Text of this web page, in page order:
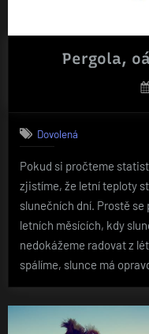
Pergola,
Dovolená
Pokud si pročteme
zjistíme, že letní teploty
slunečních dní. Prostě se
letních měsících, kdy
nedokážeme radovat z
spálíme, slunce má